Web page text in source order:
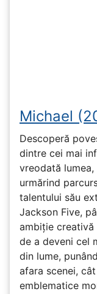
Michael
Descoperă
dintre cei mai
vreodată
urmărind
talentului său
Jackson Five,
ambiție
de a deveni cel
din lume,
afara scenei,
emblematice